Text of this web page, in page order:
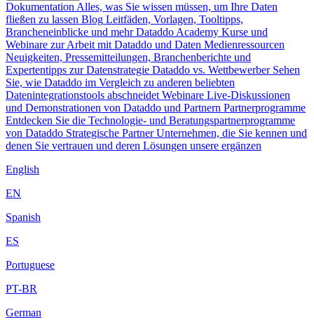
Dokumentation Alles, was Sie wissen müssen, um Ihre Daten
fließen zu lassen Blog Leitfäden, Vorlagen, Tooltipps,
Brancheneinblicke und mehr Dataddo Academy Kurse und
Webinare zur Arbeit mit Dataddo und Daten Medienressourcen
Neuigkeiten, Pressemitteilungen, Branchenberichte und
Expertentipps zur Datenstrategie Dataddo vs. Wettbewerber Sehen
Sie, wie Dataddo im Vergleich zu anderen beliebten
Datenintegrationstools abschneidet Webinare Live-Diskussionen
und Demonstrationen von Dataddo und Partnern Partnerprogramme
Entdecken Sie die Technologie- und Beratungspartnerprogramme
von Dataddo Strategische Partner Unternehmen, die Sie kennen und
denen Sie vertrauen und deren Lösungen unsere ergänzen
English
EN
Spanish
ES
Portuguese
PT-BR
German